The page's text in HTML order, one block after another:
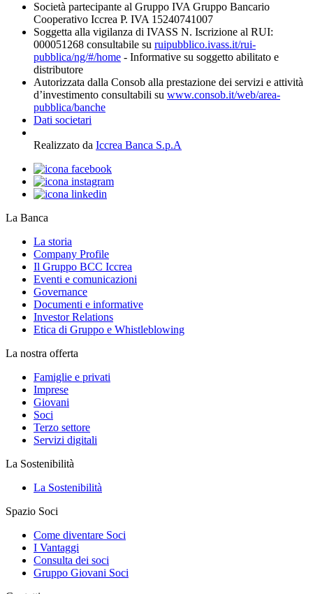
Società partecipante al Gruppo IVA Gruppo Bancario
Cooperativo Iccrea P. IVA 15240741007
Soggetta alla vigilanza di IVASS N. Iscrizione al RUI:
000051268 consultabile su ruipubblico.ivass.it/rui-
pubblica/ng/#/home - Informative su soggetto abilitato e
distributore
Autorizzata dalla Consob alla prestazione dei servizi e attività
d’investimento consultabili su www.consob.it/web/area-
pubblica/banche
Dati societari
Realizzato da Iccrea Banca S.p.A
La Banca
La storia
Company Profile
Il Gruppo BCC Iccrea
Eventi e comunicazioni
Governance
Documenti e informative
Investor Relations
Etica di Gruppo e Whistleblowing
La nostra offerta
Famiglie e privati
Imprese
Giovani
Soci
Terzo settore
Servizi digitali
La Sostenibilità
La Sostenibilità
Spazio Soci
Come diventare Soci
I Vantaggi
Consulta dei soci
Gruppo Giovani Soci